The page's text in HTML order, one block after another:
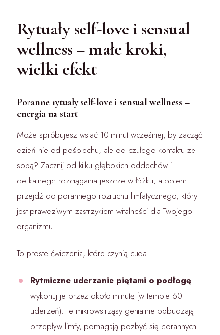
Rytuały self-love i sensual
wellness – małe kroki,
wielki efekt
Poranne rytuały self-love i sensual wellness –
energia na start
Może spróbujesz wstać 10 minut wcześniej, by zacząć
dzień nie od pośpiechu, ale od czułego kontaktu ze
sobą? Zacznij od kilku głębokich oddechów i
delikatnego rozciągania jeszcze w łóżku, a potem
przejdź do porannego rozruchu limfatycznego, który
jest prawdziwym zastrzykiem witalności dla Twojego
organizmu.
To proste ćwiczenia, które czynią cuda:
Rytmiczne uderzanie piętami o podłogę –
wykonuj je przez około minutę (w tempie 60
uderzeń). Te mikrowstrząsy genialnie pobudzają
przepływ limfy, pomagają pozbyć się porannych